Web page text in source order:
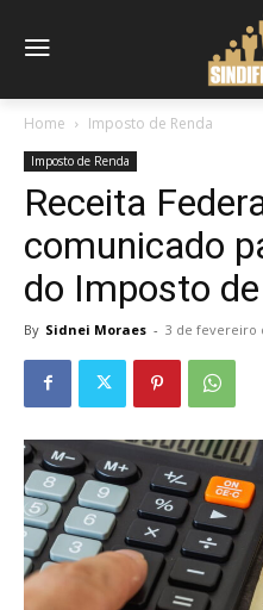
Home Imposto de Renda
Imposto de Renda
Receita
comunicado
do Imposto
By Sidnei Moraes - 3 de fevereiro